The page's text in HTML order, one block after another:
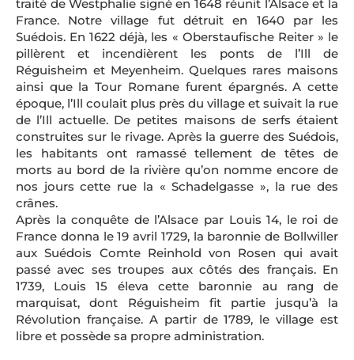
traité de Westphalie signé en 1648 réunit l’Alsace et la
France. Notre village fut détruit en 1640 par les
Suédois. En 1622 déjà, les « Oberstaufische Reiter » le
pillèrent et incendièrent les ponts de l’Ill de
Réguisheim et Meyenheim. Quelques rares maisons
ainsi que la Tour Romane furent épargnés. A cette
époque, l’Ill coulait plus près du village et suivait la rue
de l’Ill actuelle. De petites maisons de serfs étaient
construites sur le rivage. Après la guerre des Suédois,
les habitants ont ramassé tellement de têtes de
morts au bord de la rivière qu’on nomme encore de
nos jours cette rue la « Schadelgasse », la rue des
crânes.
Après la conquête de l’Alsace par Louis 14, le roi de
France donna le 19 avril 1729, la baronnie de Bollwiller
aux Suédois Comte Reinhold von Rosen qui avait
passé avec ses troupes aux côtés des français. En
1739, Louis 15 éleva cette baronnie au rang de
marquisat, dont Réguisheim fit partie jusqu’à la
Révolution française. A partir de 1789, le village est
libre et possède sa propre administration.